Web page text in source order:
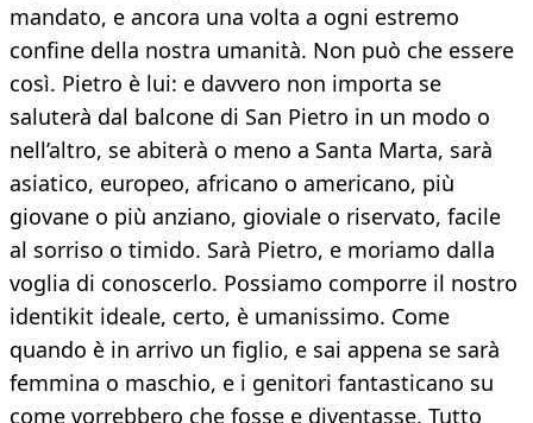
mandato, e ancora una volta a ogni estremo
confine della nostra umanità. Non può che essere
così. Pietro è lui: e davvero non importa se
saluterà dal balcone di San Pietro in un modo o
nell’altro, se abiterà o meno a Santa Marta, sarà
asiatico, europeo, africano o americano, più
giovane o più anziano, gioviale o riservato, facile
al sorriso o timido. Sarà Pietro, e moriamo dalla
voglia di conoscerlo. Possiamo comporre il nostro
identikit ideale, certo, è umanissimo. Come
quando è in arrivo un figlio, e sai appena se sarà
femmina o maschio, e i genitori fantasticano su
come vorrebbero che fosse e diventasse. Tutto